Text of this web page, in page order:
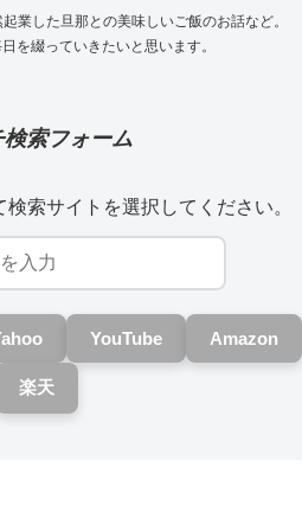
業した旦那との美味しいご飯のお話など。
を綴っていきたいと思います。
検索フォーム
索サイトを選択してください。
YouTube Amazon
楽天